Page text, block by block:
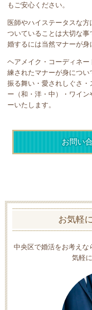
もご安心ください。
医師やハイステータスな
ついていることは大切な
婚するには当然マナーが身
ヘアメイク・コーディネ
練されたマナーが身につ
振る舞い・愛されしぐさ
ー（和・洋・中）・ワイ
ーいたします。
お問い
お気軽
中央区で婚活をお考え
気軽